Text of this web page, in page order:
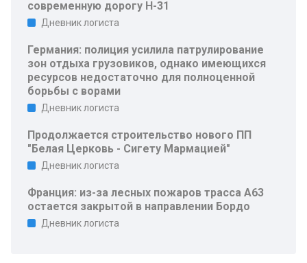
современную дорогу Н-31
Дневник логиста
Германия: полиция усилила патрулирование
зон отдыха грузовиков, однако имеющихся
ресурсов недостаточно для полноценной
борьбы с ворами
Дневник логиста
Продолжается строительство нового ПП
"Белая Церковь - Сигету Мармацией"
Дневник логиста
Франция: из-за лесных пожаров трасса A63
остается закрытой в направлении Бордо
Дневник логиста